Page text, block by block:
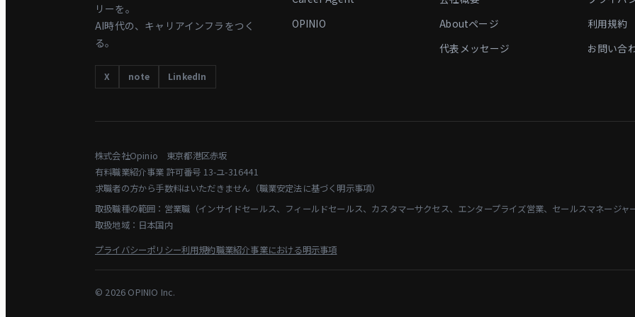
リーを。
AI時代の、キャリアインフラをつく
る。
X note LinkedIn
OPINIO
Aboutページ
代表メッセージ
利用規約
お問い合
株式会社Opinio 東京都港区赤坂
有料職業紹介事業 許可番号 13-ユ-316441
求職者の方から手数料はいただきません（職業安定法に基づく明示事項）
取扱職種の範囲：営業職（インサイドセールス、フィールドセールス、カスタマーサクセス、エンタープライズ営業、セールスマネージャ
取扱地域：日本国内
プライバシーポリシー利用規約職業紹介事業における明示事項
© 2026 OPINIO Inc.